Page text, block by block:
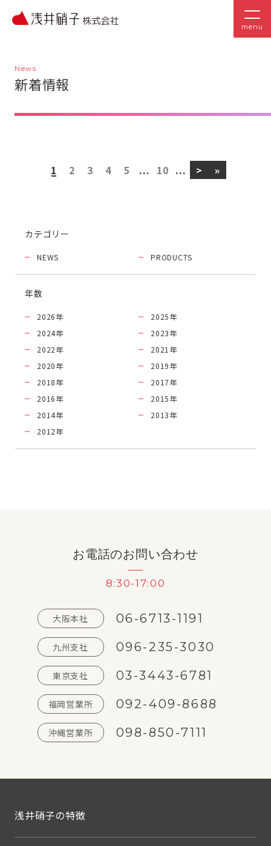
menu
News
新着情報
1 2 3 4 5 ... 10 ... > »
カテゴリー
NEWS PRODUCTS
年数
2026年 2025年
2024年 2023年
2022年 2021 年
2020年 2019年
2018年 2017年
2016年 2015年
2014年 2013年
2012年
お電話のお問い合わせ
8:30-17:00
大阪本社 06-6713-1191
九州支社 096-235-3030
東京支社 03-3443-6781
福岡営業所 092-409-8688
沖縄営業所 098-850-7111
浅井硝子の特徴